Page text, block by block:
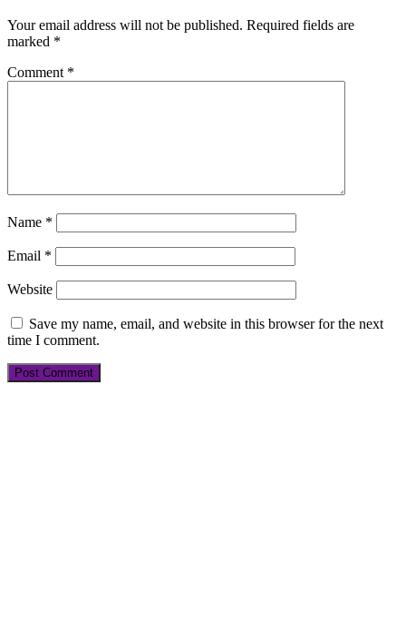
Your email address will not be published. Required fields are
marked *
Comment *
Name *
Email *
Website
Save my name, email, and website in this browser for the next
time I comment.